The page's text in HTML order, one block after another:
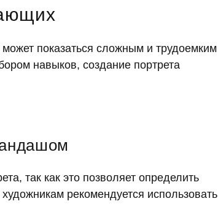
показаться сложным и трудоемким
навыков, создание портрета
так как это позволяет определить
рекомендуется использовать